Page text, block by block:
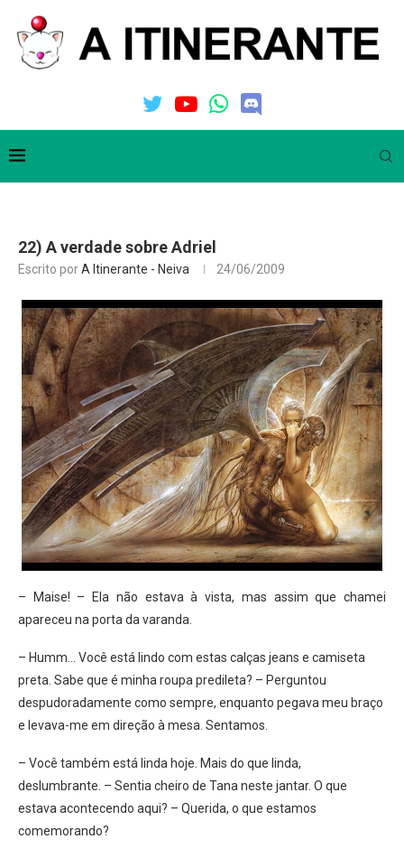
22) A verdade sobre Adriel
Escrito porA Itinerante - Neiva 24/06/2009
– Maise! – Ela não estava à vista, mas assim que chamei
apareceu na porta da varanda.
– Humm… Você está lindo com estas calças jeans e camiseta
preta. Sabe que é minha roupa predileta? – Perguntou
despudoradamente como sempre, enquanto pegava meu braço
e levava-me em direção à mesa. Sentamos.
– Você também está linda hoje. Mais do que linda,
deslumbrante. – Sentia cheiro de Tana neste jantar. O que
estava acontecendo aqui? – Querida, o que estamos
comemorando?